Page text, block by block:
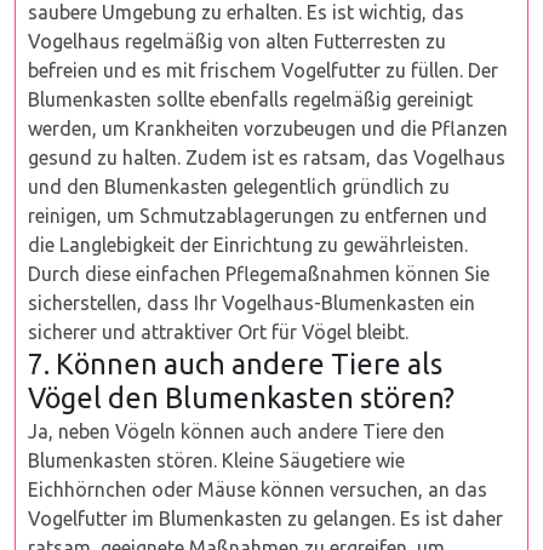
saubere Umgebung zu erhalten. Es ist wichtig, das
Vogelhaus regelmäßig von alten Futterresten zu
befreien und es mit frischem Vogelfutter zu füllen. Der
Blumenkasten sollte ebenfalls regelmäßig gereinigt
werden, um Krankheiten vorzubeugen und die Pflanzen
gesund zu halten. Zudem ist es ratsam, das Vogelhaus
und den Blumenkasten gelegentlich gründlich zu
reinigen, um Schmutzablagerungen zu entfernen und
die Langlebigkeit der Einrichtung zu gewährleisten.
Durch diese einfachen Pflegemaßnahmen können Sie
sicherstellen, dass Ihr Vogelhaus-Blumenkasten ein
sicherer und attraktiver Ort für Vögel bleibt.
7. Können auch andere Tiere als
Vögel den Blumenkasten stören?
Ja, neben Vögeln können auch andere Tiere den
Blumenkasten stören. Kleine Säugetiere wie
Eichhörnchen oder Mäuse können versuchen, an das
Vogelfutter im Blumenkasten zu gelangen. Es ist daher